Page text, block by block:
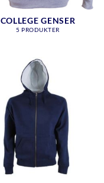
COLLEGE GENSER
5 PRODUKTER